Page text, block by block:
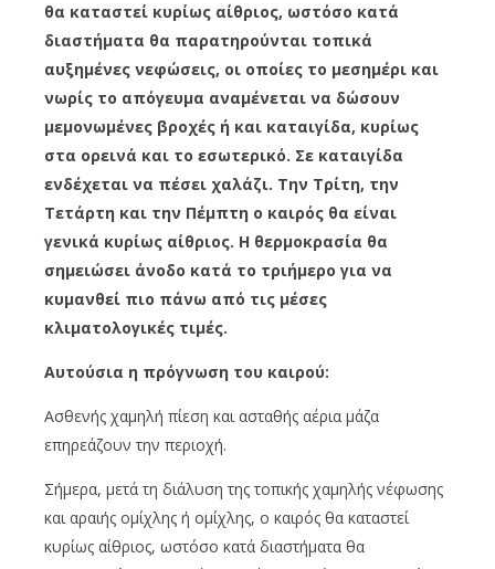
θα καταστεί κυρίως αίθριος, ωστόσο κατά
διαστήματα θα παρατηρούνται τοπικά
αυξημένες νεφώσεις, οι οποίες το μεσημέρι και
νωρίς το απόγευμα αναμένεται να δώσουν
μεμονωμένες βροχές ή και καταιγίδα, κυρίως
στα ορεινά και το εσωτερικό. Σε καταιγίδα
ενδέχεται να πέσει χαλάζι. Την Τρίτη, την
Τετάρτη και την Πέμπτη ο καιρός θα είναι
γενικά κυρίως αίθριος. Η θερμοκρασία θα
σημειώσει άνοδο κατά το τριήμερο για να
κυμανθεί πιο πάνω από τις μέσες
κλιματολογικές τιμές.
Αυτούσια η πρόγνωση του καιρού:
Ασθενής χαμηλή πίεση και ασταθής αέρια μάζα
επηρεάζουν την περιοχή.
Σήμερα, μετά τη διάλυση της τοπικής χαμηλής νέφωσης
και αραιής ομίχλης ή ομίχλης, ο καιρός θα καταστεί
κυρίως αίθριος, ωστόσο κατά διαστήματα θα